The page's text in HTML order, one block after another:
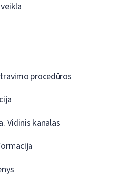
procedūros
Vidinis kanalas